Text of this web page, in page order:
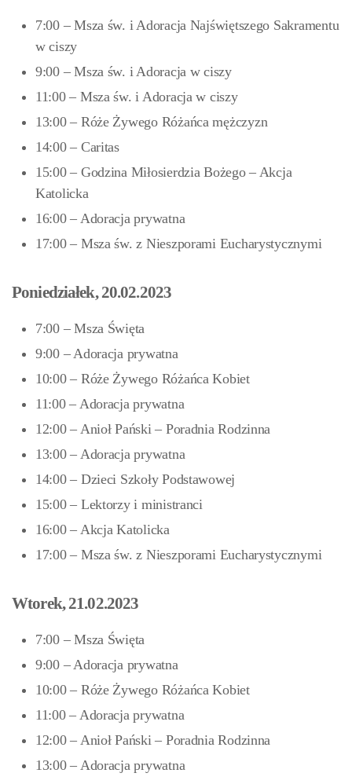
7:00 – Msza św. i Adoracja Najświętszego Sakramentu
w ciszy
9:00 – Msza św. i Adoracja w ciszy
11:00 – Msza św. i Adoracja w ciszy
13:00 – Róże Żywego Różańca mężczyzn
14:00 – Caritas
15:00 – Godzina Miłosierdzia Bożego – Akcja
Katolicka
16:00 – Adoracja prywatna
17:00 – Msza św. z Nieszporami Eucharystycznymi
Poniedziałek, 20.02.2023
7:00 – Msza Święta
9:00 – Adoracja prywatna
10:00 – Róże Żywego Różańca Kobiet
11:00 – Adoracja prywatna
12:00 – Anioł Pański – Poradnia Rodzinna
13:00 – Adoracja prywatna
14:00 – Dzieci Szkoły Podstawowej
15:00 – Lektorzy i ministranci
16:00 – Akcja Katolicka
17:00 – Msza św. z Nieszporami Eucharystycznymi
Wtorek, 21.02.2023
7:00 – Msza Święta
9:00 – Adoracja prywatna
10:00 – Róże Żywego Różańca Kobiet
11:00 – Adoracja prywatna
12:00 – Anioł Pański – Poradnia Rodzinna
13:00 – Adoracja prywatna